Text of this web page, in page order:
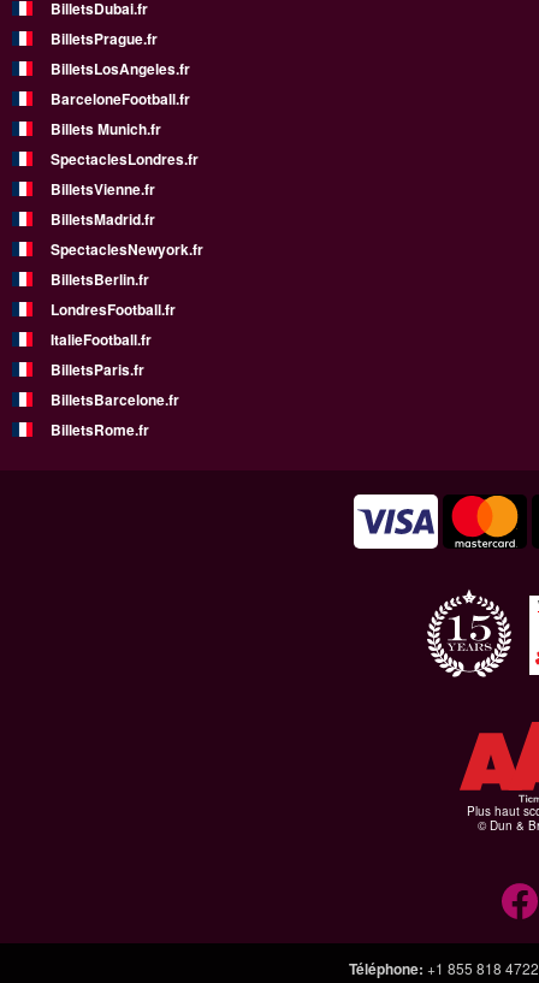
BilletsDubai.fr
BilletsPrague.fr
BilletsLosAngeles.fr
BarceloneFootball.fr
Billets Munich.fr
SpectaclesLondres.fr
BilletsVienne.fr
BilletsMadrid.fr
SpectaclesNewyork.fr
BilletsBerlin.fr
LondresFootball.fr
ItalieFootball.fr
BilletsParis.fr
BilletsBarcelone.fr
BilletsRome.fr
Plus haut
© Dun &
Téléphone: +1 855 818 4722